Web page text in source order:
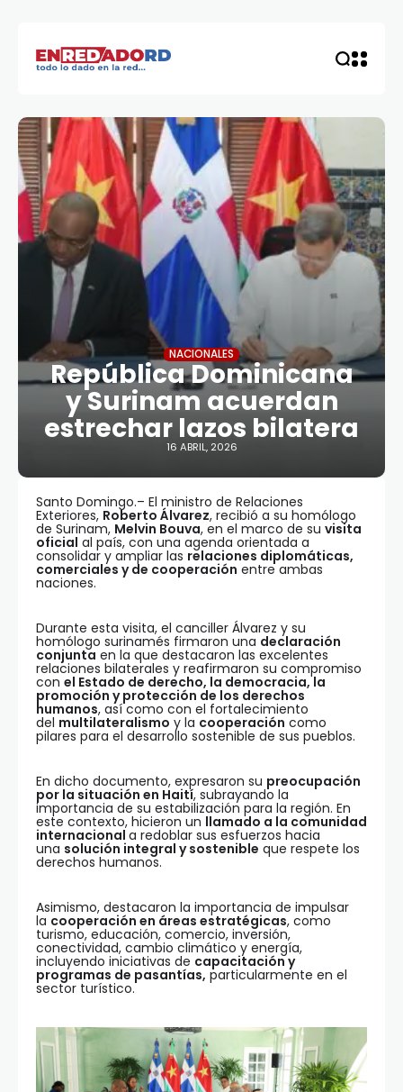
NACIONALES
República Dominicana
y Surinam acuerdan
estrechar lazos bilatera
16 ABRIL, 2026
Santo Domingo.– El ministro de Relaciones
Exteriores, Roberto Álvarez, recibió a su homólogo
de Surinam, Melvin Bouva, en el marco de su visita
oficial al país, con una agenda orientada a
consolidar y ampliar las relaciones diplomáticas,
comerciales y de cooperación entre ambas
naciones.
Durante esta visita, el canciller Álvarez y su
homólogo surinamés firmaron una declaración
conjunta en la que destacaron las excelentes
relaciones bilaterales y reafirmaron su compromiso
con el Estado de derecho, la democracia, la
promoción y protección de los derechos
humanos, así como con el fortalecimiento
del multilateralismo y la cooperación como
pilares para el desarrollo sostenible de sus pueblos.
En dicho documento, expresaron su preocupación
por la situación en Haití, subrayando la
importancia de su estabilización para la región. En
este contexto, hicieron un llamado a la comunidad
internacional a redoblar sus esfuerzos hacia
una solución integral y sostenible que respete los
derechos humanos.
Asimismo, destacaron la importancia de impulsar
la cooperación en áreas estratégicas, como
turismo, educación, comercio, inversión,
conectividad, cambio climático y energía,
incluyendo iniciativas de capacitación y
programas de pasantías, particularmente en el
sector turístico.